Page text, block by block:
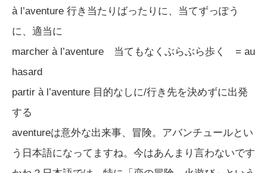
à l’aventure 行き当たりばったりに、当てずっぽう
に、適当に
marcher à l’aventure 当てもなくぶらぶら歩く = au
hasard
partir à l’aventure 目的なしに/行き先を決めずに出発
する
aventureは意外な出来事、冒険。アバンチュールとい
う日本語になってますね。今はあんまり言わないです